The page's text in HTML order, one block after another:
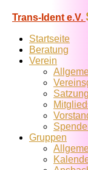
Trans-Ident e.V.
Startseite
Beratung
Verein
Satzung
Gruppen